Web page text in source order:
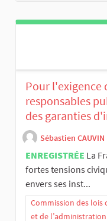
Pour l'exigence
responsables
des garanties
Sébastien CAUVIN
ENREGISTRÉE La
fortes tensions
envers ses inst...
Commission des
et de